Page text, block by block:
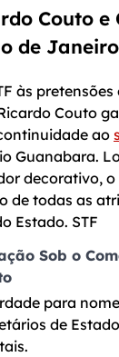
Couto e
de
às
Couto
ao
Guanabara.
decorativo,
de todas as
Estado. STF
Sob o
para
de